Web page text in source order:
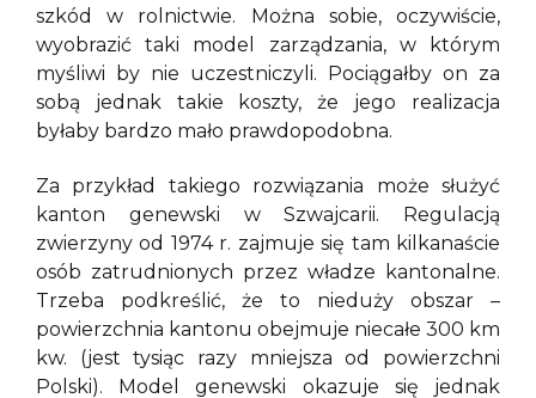
szkód w rolnictwie. Można sobie, oczywiście,
wyobrazić taki model zarządzania, w którym
myśliwi by nie uczestniczyli. Pociągałby on za
sobą jednak takie koszty, że jego realizacja
byłaby bardzo mało prawdopodobna.
Za przykład takiego rozwiązania może służyć
kanton genewski w Szwajcarii. Regulacją
zwierzyny od 1974 r. zajmuje się tam kilkanaście
osób zatrudnionych przez władze kantonalne.
Trzeba podkreślić, że to nieduży obszar –
powierzchnia kantonu obejmuje niecałe 300 km
kw. (jest tysiąc razy mniejsza od powierzchni
Polski). Model genewski okazuje się jednak